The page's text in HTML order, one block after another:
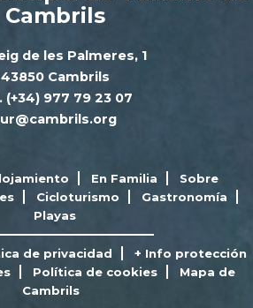
Cambrils
de les Palmeres, 1
43850 Cambrils
(+34) 977 79 23 07
En Familia
Sobre
Cicloturismo
Gastronomía
Playas
de privacidad
+ Info protección
Política de cookies
Mapa de
Cambrils